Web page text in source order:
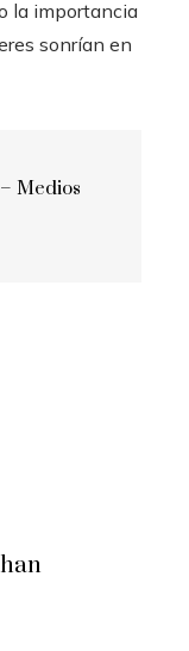
la importancia
sonrían en
Medios